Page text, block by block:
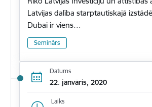
Latvijas dalība starptautiskajā
Dubai ir viens…
Seminārs
Datums
22. janvāris, 2020
Laiks